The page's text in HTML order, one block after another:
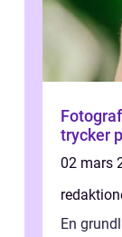
trycker
02 mars
En